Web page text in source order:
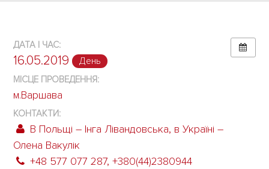
ДАТА І ЧАС:
16.05.2019 День
МІСЦЕ ПРОВЕДЕННЯ:
м.Варшава
КОНТАКТИ:
В Польщі – Інга Лівандовська, в Україні –
Олена Вакулік
+48 577 077 287, +380(44)2380944